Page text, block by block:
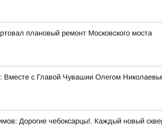
плановый ремонт Московского моста
Вместе с Главой Чувашии Олегом
Дорогие чебоксарцы!. Каждый новый